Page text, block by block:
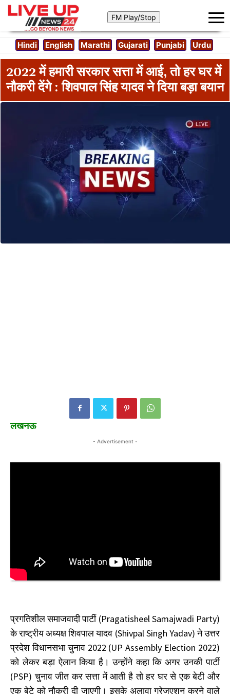
Hindi English Marathi Gujarati Punjabi Urdu
2022 में हमारी सरकार सत्ता में आई, तो हर घर में
नौकरी देंगे : शिवपाल सिंह यादव ने दिया बड़ा बयान
लखनऊ
- Advertisement -
प्रगतिशील समाजवादी पार्टी (Pragatisheel Samajwadi Party)
के राष्ट्रीय अध्यक्ष शिवपाल यादव (Shivpal Singh Yadav) ने उत्तर
प्रदेश विधानसभा चुनाव 2022 (UP Assembly Election 2022)
को लेकर बड़ा ऐलान किया है। उन्होंने कहा कि अगर उनकी पार्टी
(PSP) चुनाव जीत कर सत्ता में आती है तो हर घर से एक बेटी और
एक बेटे को नौकरी दी जाएगी। इसके अलावा ग्रेजुएशन करने वाले